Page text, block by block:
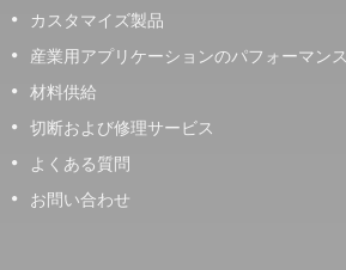
カスタマイズ製品
産業用アプリケーションのパフォーマンス
材料供給
切断および修理サービス
よくある質問
お問い合わせ